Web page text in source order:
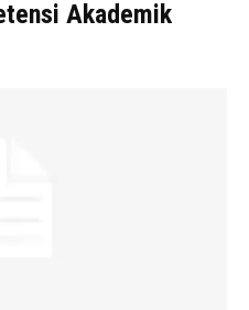
Akademik